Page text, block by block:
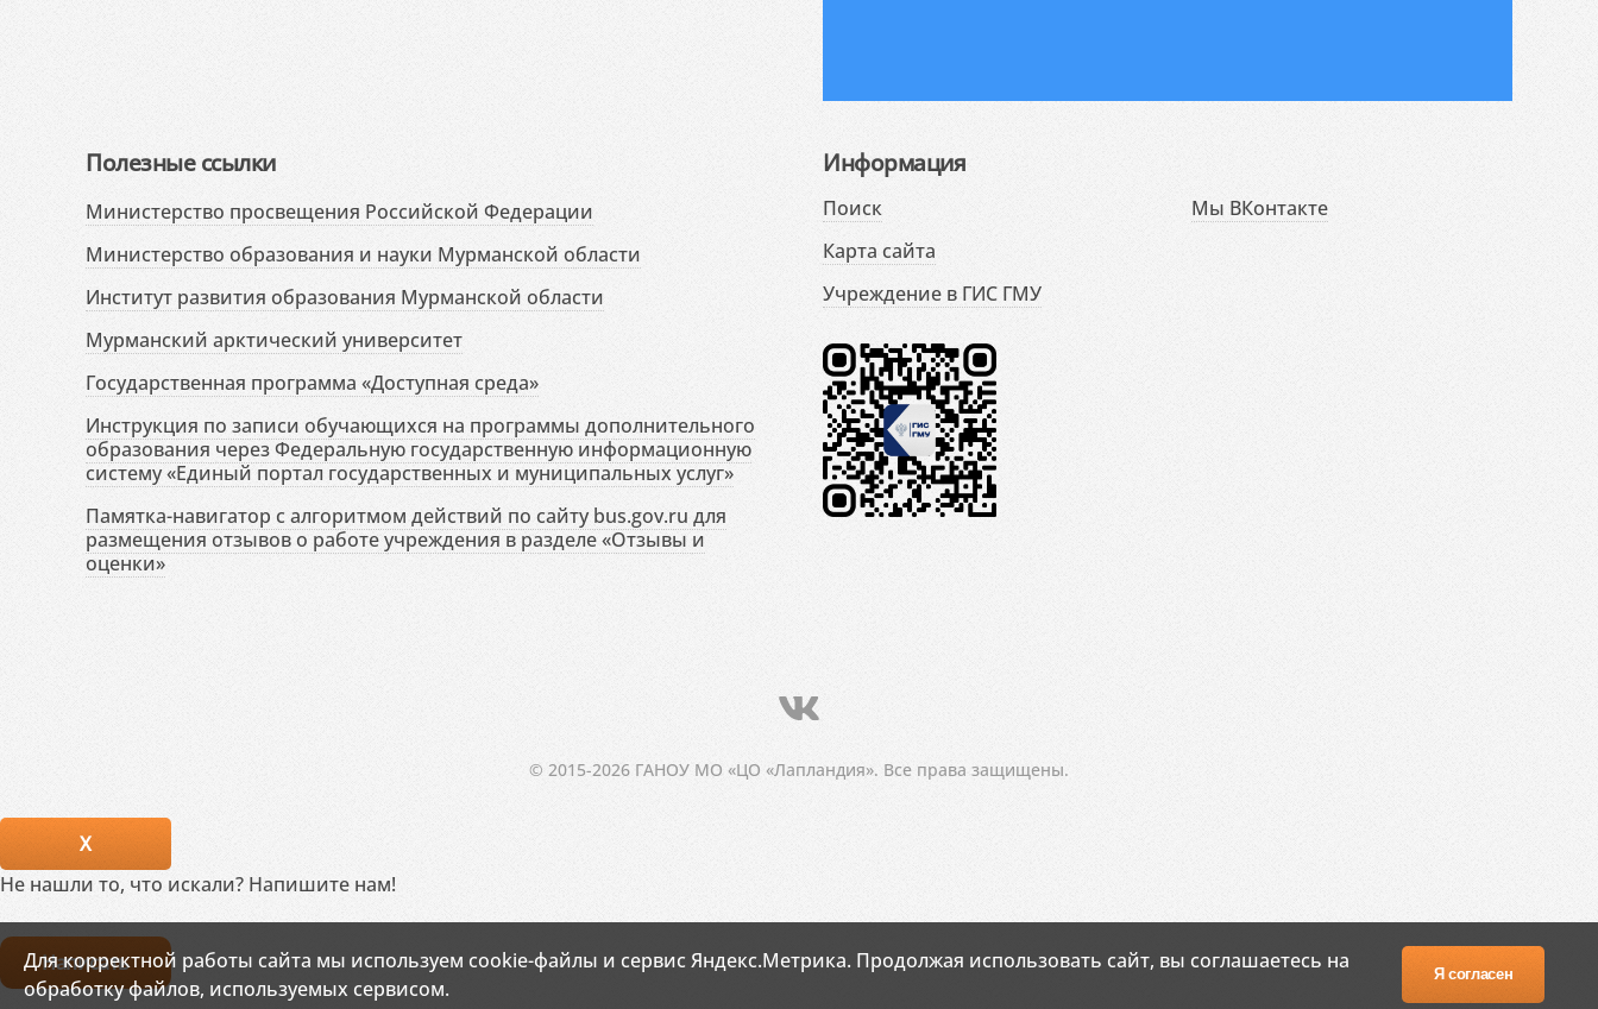
Полезные ссылки
Министерство просвещения Российской Федерации
Министерство образования и науки Мурманской области
Институт развития образования Мурманской области
Мурманский арктический университет
Государственная программа «Доступная среда»
Инструкция по записи обучающихся на программы дополнительного
образования через Федеральную государственную информационную
систему «Единый портал государственных и муниципальных услуг»
Памятка-навигатор с алгоритмом действий по сайту bus.gov.ru для
размещения отзывов о работе учреждения в разделе «Отзывы и
оценки»
Информация
Поиск
Карта сайта
Учреждение в ГИС ГМУ
Мы ВКонтакте
© 2015-2026 ГАНОУ МО «ЦО «Лапландия». Все права защищены.
Для корректной работы сайта мы используем cookie-файлы и сервис Яндекс.Метрика. Продолжая использовать сайт, вы соглашаетесь на
обработку файлов, используемых сервисом.
Я согласен
X
Не нашли то, что искали? Напишите нам!
Написать